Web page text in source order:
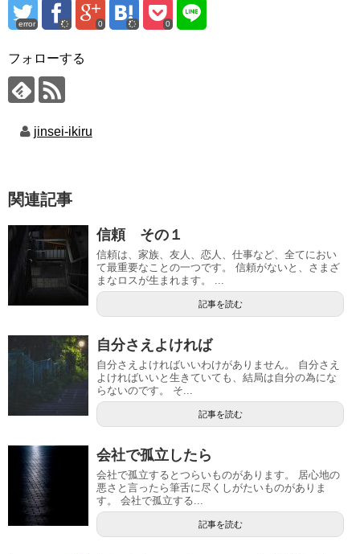
error 0 0
フォローする
jinsei-ikiru
関連記事
信頼 その１
信頼は、家族、友人、恋人、仕事など、全てにおい
て最重要なことの一つです。 信頼がないと、さまざ
まなロスが生まれます。 ...
記事を読む
自分さえよければ
自分さえよければいいわけがありません。 自分さえ
よければいいと生きていても、結局は自分の為にな
らないのです。 そ...
記事を読む
会社で孤立したら
会社で孤立するとつらいものがあります。 居心地の
悪さと言ったら筆舌に尽くしがたいものがありま
す。 会社で孤立する...
記事を読む